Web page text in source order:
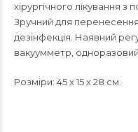
хірургічного лікування
Зручний для
дезінфекція. Наявний
вакуумметр, одноразовий
Розміри: 45 x 15 x 28 см.